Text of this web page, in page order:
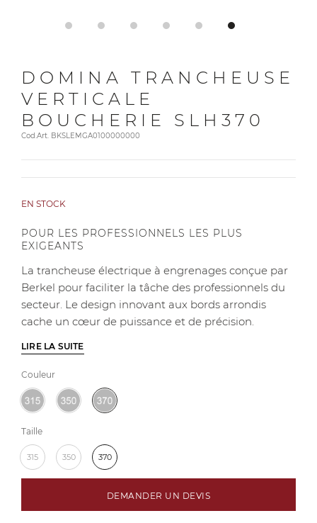
DOMINA TRANCHEUSE
VERTICALE
BOUCHERIE SLH370
Cod.Art. BKSLEMGA0100000000
EN STOCK
POUR LES PROFESSIONNELS LES PLUS
EXIGEANTS
La trancheuse électrique à engrenages conçue par
Berkel pour faciliter la tâche des professionnels du
secteur. Le design innovant aux bords arrondis
cache un cœur de puissance et de précision.
LIRE LA SUITE
Couleur
Taille
315 350 370
DEMANDER UN DEVIS